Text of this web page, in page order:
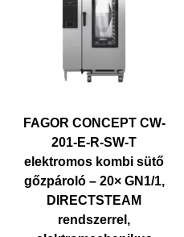
FAGOR CONCEPT CW-
201-E-R-SW-T
elektromos kombi sütő
gőzpároló – 20× GN1/1,
DIRECTSTEAM
rendszerrel,